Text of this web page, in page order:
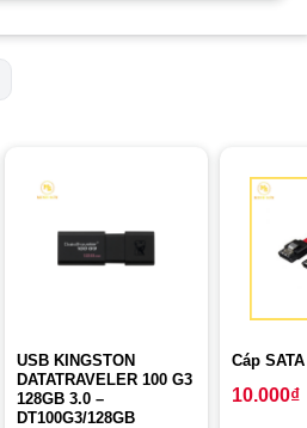
USB KINGSTON
DATATRAVELER 100 G3
128GB 3.0 –
DT100G3/128GB
Cáp SATA
10.000₫